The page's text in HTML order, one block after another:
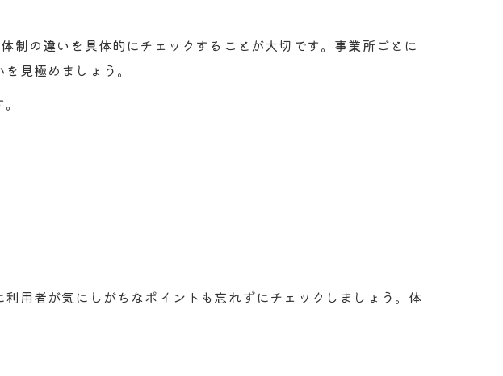
支援B型の条件
続支援B型の特徴
支援B型の探し方
選定ポイント
続支援B型の見分け方
制の違いを具体的にチェックすることが大切です。事業所ごとに
見極めましょう。
用者が気にしがちなポイントも忘れずにチェックしましょう。体